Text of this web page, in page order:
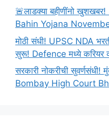
🚨लाडक्या बहीणींनो
Bahin Yojana
मोठी संधी! UPSC NDA
सुरू! Defence मध्ये करियर
सरकारी नोकरीची सुवर्णसंधी!
Bombay High Court